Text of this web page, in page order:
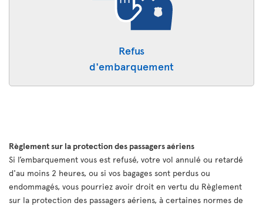
Refus
d'embarquement
Règlement sur la protection des passagers aériens
Si l’embarquement vous est refusé, votre vol annulé ou retardé
d'au moins 2 heures, ou si vos bagages sont perdus ou
endommagés, vous pourriez avoir droit en vertu du Règlement
sur la protection des passagers aériens, à certaines normes de